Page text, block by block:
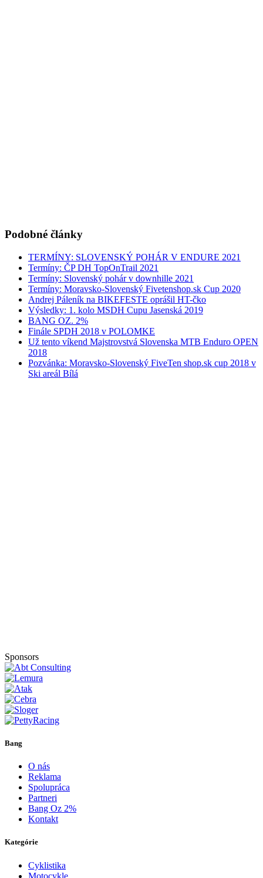
Podobné články
TERMÍNY: SLOVENSKÝ POHÁR V ENDURE 2021
Termíny: ČP DH TopOnTrail 2021
Termíny: Slovenský pohár v downhille 2021
Termíny: Moravsko-Slovenský Fivetenshop.sk Cup 2020
Andrej Páleník na BIKEFESTE oprášil HT-čko
Výsledky: 1. kolo MSDH Cupu Jasenská 2019
BANG OZ. 2%
Finále SPDH 2018 v POLOMKE
Už tento víkend Majstrovstvá Slovenska MTB Enduro OPEN
2018
Pozvánka: Moravsko-Slovenský FiveTen shop.sk cup 2018 v
Ski areál Bílá
Sponsors
Bang
O nás
Reklama
Spolupráca
Partneri
Bang Oz 2%
Kontakt
Kategórie
Cyklistika
Motocykle